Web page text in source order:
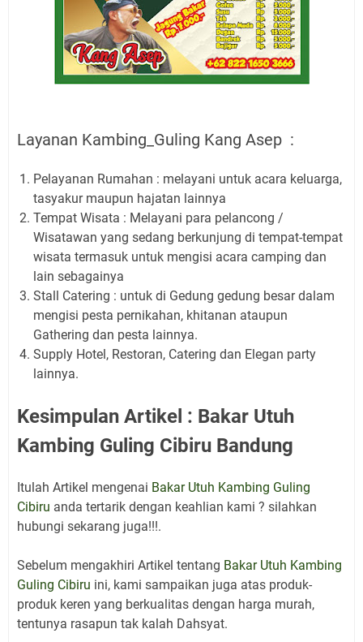
Layanan Kambing_Guling Kang Asep :
Pelayanan Rumahan : melayani untuk acara keluarga,
tasyakur maupun hajatan lainnya
Tempat Wisata : Melayani para pelancong /
Wisatawan yang sedang berkunjung di tempat-tempat
wisata termasuk untuk mengisi acara camping dan
lain sebagainya
Stall Catering : untuk di Gedung gedung besar dalam
mengisi pesta pernikahan, khitanan ataupun
Gathering dan pesta lainnya.
Supply Hotel, Restoran, Catering dan Elegan party
lainnya.
Kesimpulan Artikel : Bakar Utuh
Kambing Guling Cibiru Bandung
Itulah Artikel mengenai Bakar Utuh Kambing Guling
Cibiru anda tertarik dengan keahlian kami ? silahkan
hubungi sekarang juga!!!.
Sebelum mengakhiri Artikel tentang Bakar Utuh Kambing
Guling Cibiru ini, kami sampaikan juga atas produk-
produk keren yang berkualitas dengan harga murah,
tentunya rasapun tak kalah Dahsyat.